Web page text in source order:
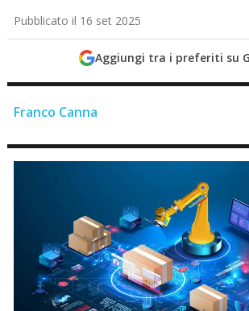
Pubblicato il 16 set 2025
Aggiungi tra i preferiti su
Franco Canna